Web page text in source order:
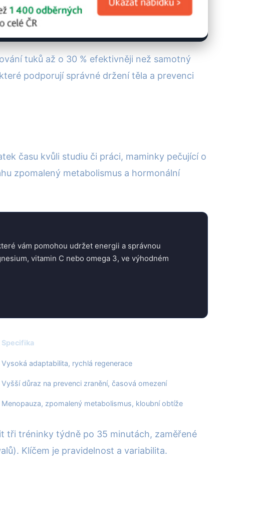
tuků až o 30 % efektivněji než samotný
podporují správné držení těla a prevenci
času kvůli studiu či práci, maminky pečující o
zpomalený metabolismus a hormonální
vám pomohou udržet energii a správnou
vitamin C nebo omega 3, ve výhodném
Specifika
Vysoká adaptabilita, rychlá regenerace
Vyšší důraz na prevenci zranění, časová omezení
Menopauza, zpomalený metabolismus, kloubní obtíže
tři tréninky týdně po 35 minutách, zaměřené
Klíčem je pravidelnost a variabilita.